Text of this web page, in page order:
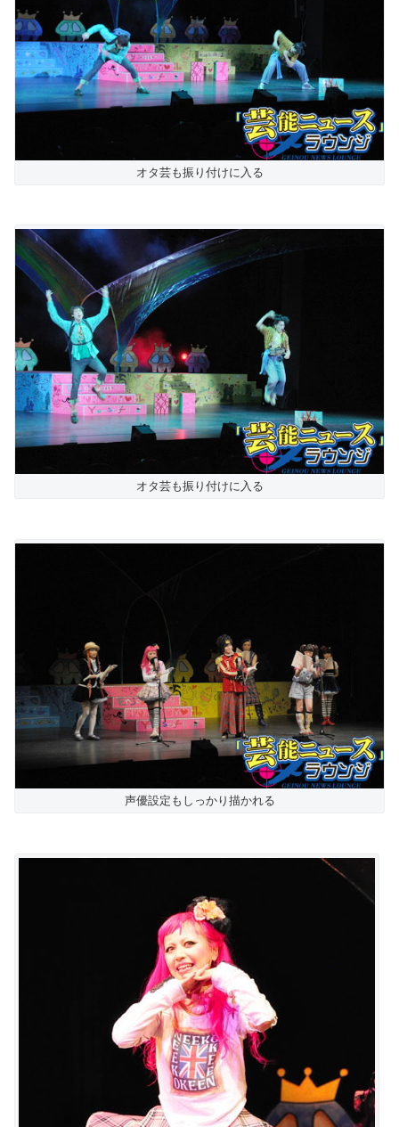
オタ芸も振り付けに入る
オタ芸も振り付けに入る
声優設定もしっかり描かれる